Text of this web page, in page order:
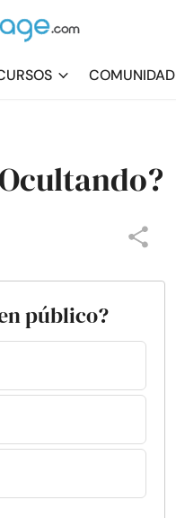
COMUNIDAD
público?